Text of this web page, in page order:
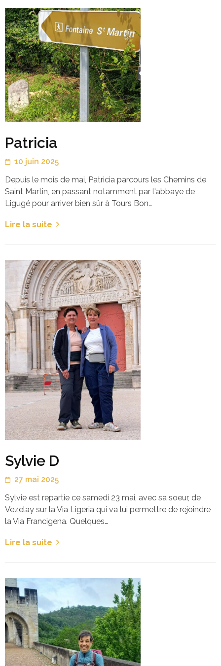
Patricia
10 juin 2025
Depuis le mois de mai, Patricia parcours les Chemins de
Saint Martin, en passant notamment par l'abbaye de
Ligugé pour arriver bien sûr à Tours Bon…
Lire la suite
Sylvie D
27 mai 2025
Sylvie est repartie ce samedi 23 mai, avec sa soeur, de
Vezelay sur la Via Ligeria qui va lui permettre de rejoindre
la Via Francigena. Quelques…
Lire la suite